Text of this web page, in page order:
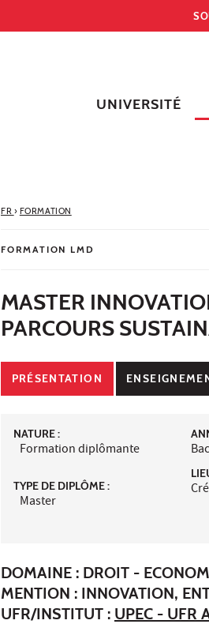
UNIVERSITÉ
FR › FORMATION
FORMATION LMD
MASTER
PARCOURS
PRÉSENTATION
NATURE :
Formation diplômante
TYPE DE DIPLÔME :
Master
DOMAINE : DROIT -
MENTION : INNOVATION,
UFR/INSTITUT : UPEC - UFR